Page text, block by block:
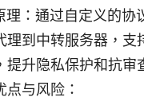
：通过自定义的协
理到中转服务器，支
提升隐私保护和抗审
点与风险：